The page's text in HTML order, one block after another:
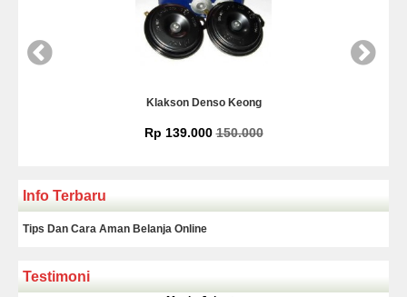
Klakson Denso Keong
150.000
Info Terbaru
Tips Dan Cara Aman Belanja Online
Testimoni